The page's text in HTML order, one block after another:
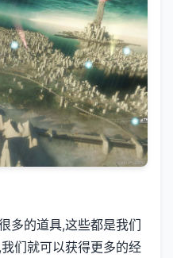
多的道具,这些都是我们
们就可以获得更多的经